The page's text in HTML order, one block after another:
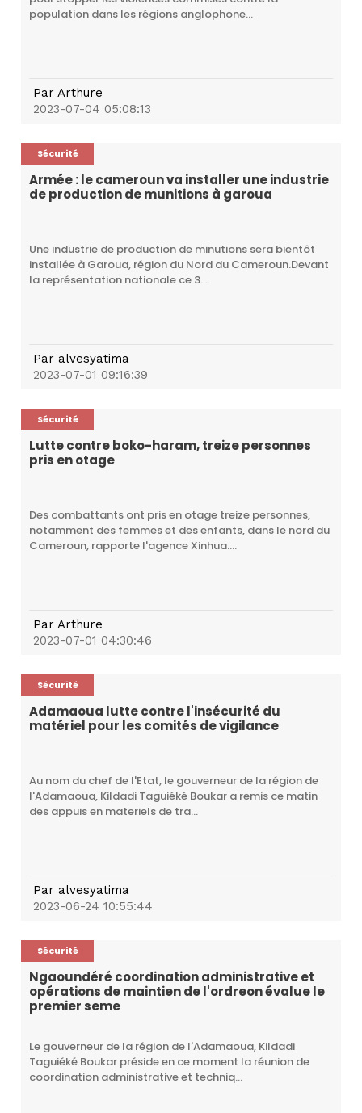
population dans les régions anglophone...
ParArthure
2023-07-04 05:08:13
Sécurité
Armée : le cameroun va installer une industrie
de production de munitions à garoua
Une industrie de production de minutions sera bientôt
installée à Garoua, région du Nord du Cameroun.Devant
la représentation nationale ce 3...
Paralvesyatima
2023-07-01 09:16:39
Sécurité
Lutte contre boko-haram, treize personnes
pris en otage
Des combattants ont pris en otage treize personnes,
notamment des femmes et des enfants, dans le nord du
Cameroun, rapporte l'agence Xinhua....
ParArthure
2023-07-01 04:30:46
Sécurité
Adamaoua lutte contre l'insécurité du
matériel pour les comités de vigilance
Au nom du chef de l'Etat, le gouverneur de la région de
l'Adamaoua, Kildadi Taguiéké Boukar a remis ce matin
des appuis en materiels de tra...
Paralvesyatima
2023-06-24 10:55:44
Sécurité
Ngaoundéré coordination administrative et
opérations de maintien de l'ordreon évalue le
premier seme
Le gouverneur de la région de l'Adamaoua, Kildadi
Taguiéké Boukar préside en ce moment la réunion de
coordination administrative et techniq...